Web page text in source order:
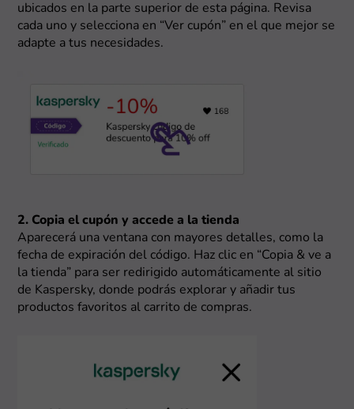
ubicados en la parte superior de esta página. Revisa
cada uno y selecciona en “Ver cupón” en el que mejor se
adapte a tus necesidades.
2. Copia el cupón y accede a la tienda
Aparecerá una ventana con mayores detalles, como la
fecha de expiración del código. Haz clic en “Copia & ve a
la tienda” para ser redirigido automáticamente al sitio
de Kaspersky, donde podrás explorar y añadir tus
productos favoritos al carrito de compras.